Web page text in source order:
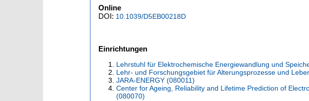
Online
DOI: 10.1039/D5EB00218D
Einrichtungen
Lehrstuhl für Elektrochemische Energiewandlung und
Lehr- und Forschungsgebiet für Alterungsprozesse und
JARA-ENERGY (080011)
Center for Ageing, Reliability and Lifetime Prediction of
(080070)